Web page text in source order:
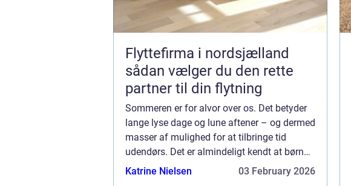
Flyttefirma i nordsjælland
sådan vælger du den rette
partner til din flytning
Sommeren er for alvor over os. Det betyder
lange lyse dage og lune aftener – og dermed
masser af mulighed for at tilbringe tid
udendørs. Det er almindeligt kendt at børn
har rigtig godt af at røre sig, og af at få en
Katrine Nielsen 03 February 2026